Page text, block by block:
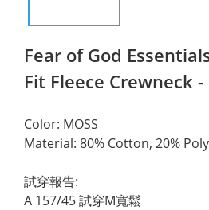
Fear of God
Fit Fleece Crewneck -
Color: MOSS
Material: 80% Cotton, 20%
試穿報告:
A 157/45 試穿M寬鬆